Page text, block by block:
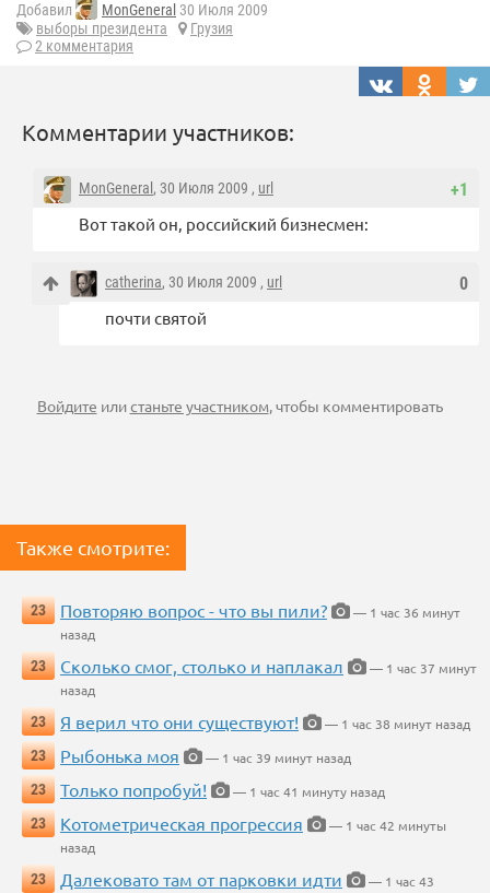
Добавил MonGeneral 30 Июля 2009
выборы президента
Грузия
2 комментария
Комментарии участников:
+1
MonGeneral , 30 Июля 2009 , url
Вот такой он, российский бизнесмен:
0
catherina, 30 Июля 2009 , url
почти святой
Войдите илистаньте участником, чтобы комментировать
Также смотрите:
23 Повторяю вопрос - что вы пили?
— 1 час 36 минут
назад
23
Сколько смог, столько и наплакал
— 1 час 37 минут
назад
23
Я верил что они существуют!
— 1 час 38 минут назад
23
Рыбонька моя
— 1 час 39 минут назад
23
Только попробуй!
— 1 час 41 минуту назад
23
Котометрическая прогрессия
— 1 час 42 минуты
назад
23
Далековато там от парковки идти
— 1 час 43